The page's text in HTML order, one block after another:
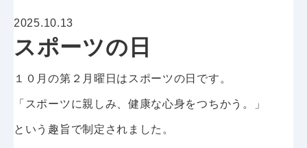
2025.10.13
スポーツの日
１０月の第２月曜日はスポーツの日です。
「スポーツに親しみ、健康な心身をつちかう。」
という趣旨で制定されました。